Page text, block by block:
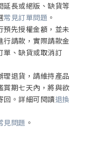
延長或絕版、缺貨等
常見訂單問題 。
先授權金額，並未
行請款，實際請款金
單、缺貨或取消訂
退貨，請維持產品
賞期七天內，將與欲
回。詳細可閱讀退換
見問題 。